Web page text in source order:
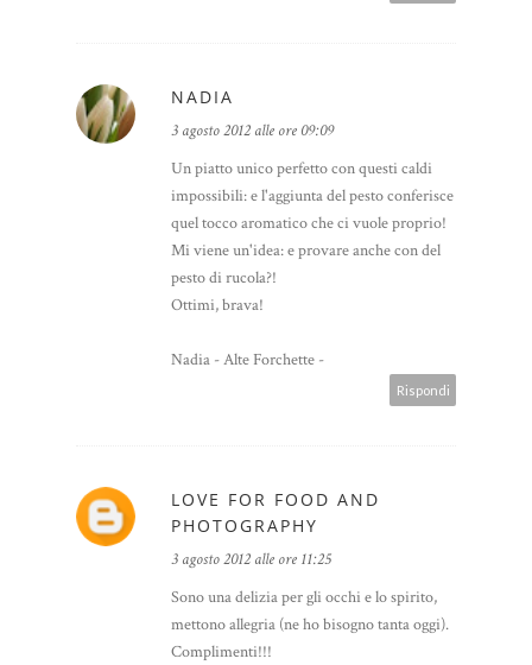
NADIA
3 agosto 2012 alle ore 09:09
Un piatto unico perfetto con questi caldi
impossibili: e l'aggiunta del pesto conferisce
quel tocco aromatico che ci vuole proprio!
Mi viene un'idea: e provare anche con del
pesto di rucola?!
Ottimi, brava!
Nadia - Alte Forchette -
Rispondi
LOVE FOR FOOD AND
PHOTOGRAPHY
3 agosto 2012 alle ore 11:25
Sono una delizia per gli occhi e lo spirito,
mettono allegria (ne ho bisogno tanta oggi).
Complimenti!!!